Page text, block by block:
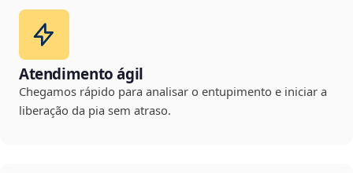
Atendimento ágil
Chegamos rápido para analisar o entupimento e iniciar a
liberação da pia sem atraso.